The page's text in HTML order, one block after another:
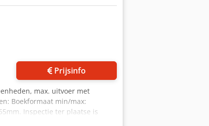
Prijsinfo
max. uitvoer met
Boekformaat min/max:
Inspectie ter plaatse is